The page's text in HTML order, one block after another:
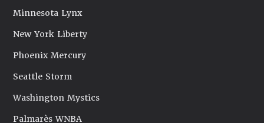
Minnesota Lynx
New York Liberty
Phoenix Mercury
Seattle Storm
Washington Mystics
Palmarès WNBA